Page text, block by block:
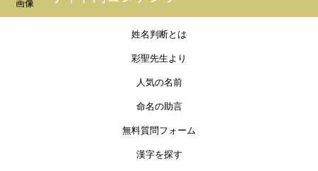
姓名判断とは
彩聖先生より
人気の名前
命名の助言
無料質問フォーム
漢字を探す